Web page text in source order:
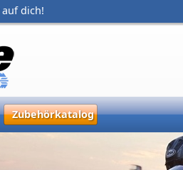
auf dich!
Zubehörkatalog